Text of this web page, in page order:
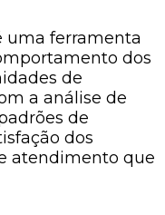
uma ferramenta
dos
de
a análise de
de
dos
atendimento que